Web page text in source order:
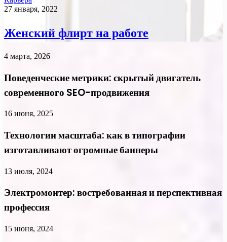
27 января, 2022
Женский флирт на работе
4 марта, 2026
Поведенческие метрики: скрытый двигатель
современного SEO-продвижения
16 июня, 2025
Технологии масштаба: как в типографии
изготавливают огромные баннеры
13 июля, 2024
Электромонтер: востребованная и перспективная
профессия
15 июня, 2024